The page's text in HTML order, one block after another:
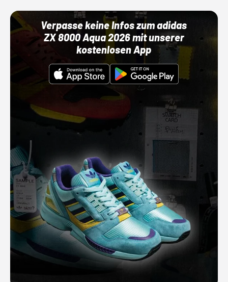
Verpasse keine Infos zum adidas
ZX 8000 Aqua 2026 mit unserer
kostenlosen App